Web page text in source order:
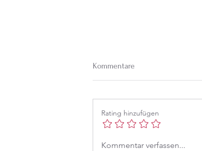
Was zählt im Leben, Mama?
Kommentare
Rating hinzufügen
Kommentar verfassen...